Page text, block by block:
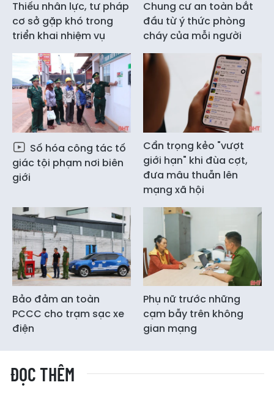
Thiếu nhân lực, tư pháp
cơ sở gặp khó trong
triển khai nhiệm vụ
Chung cư an toàn bắt
đầu từ ý thức phòng
cháy của mỗi người
Số hóa công tác tố
giác tội phạm nơi biên
giới
Cẩn trọng kẻo "vượt
giới hạn" khi đùa cợt,
đưa mâu thuẫn lên
mạng xã hội
Bảo đảm an toàn
PCCC cho trạm sạc xe
điện
Phụ nữ trước những
cạm bẫy trên không
gian mạng
ĐỌC THÊM